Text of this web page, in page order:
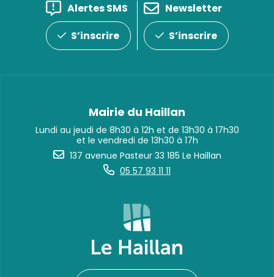
Alertes SMS
S’inscrire
Newsletter
S’inscrire
Mairie du Haillan
Lundi au jeudi de 8h30 à 12h et de 13h30 à 17h30
et le vendredi de 13h30 à 17h
137 avenue Pasteur 33 185 Le Haillan
05 57 93 11 11